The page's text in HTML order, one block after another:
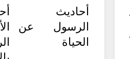
أحاديث
الرسول عن
الحياة